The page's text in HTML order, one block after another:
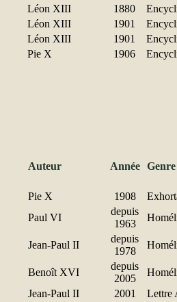
Léon XIII 1880
Léon XIII 1901
Léon XIII 1901
Pie X 1906
Auteur Année Genre
Pie X 1908
Paul VI
depuis
1963
Jean-Paul II
depuis
1978
Benoît XVI
depuis
2005
Jean-Paul II 2001
Lettre